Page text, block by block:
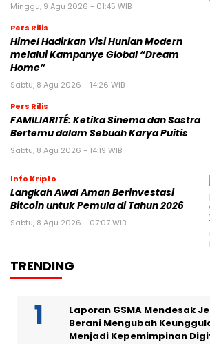
Minggu, 9 Agu 2026 - 01:45 WIB
Pers Rilis
Himel Hadirkan Visi Hunian Modern
melalui Kampanye Global “Dream
Home”
Sabtu, 8 Agu 2026 - 14:26 WIB
Pers Rilis
FAMILIARITÉ: Ketika Sinema dan Sastra
Bertemu dalam Sebuah Karya Puitis
Sabtu, 8 Agu 2026 - 14:19 WIB
Info Kripto
Langkah Awal Aman Berinvestasi
Bitcoin untuk Pemula di Tahun 2026
Sabtu, 8 Agu 2026 - 07:07 WIB
TRENDING
Laporan GSMA Mendesak
Berani Mengubah
Menjadi Kepemimpinan